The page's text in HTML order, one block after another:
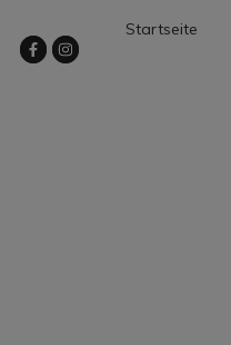
Startseite